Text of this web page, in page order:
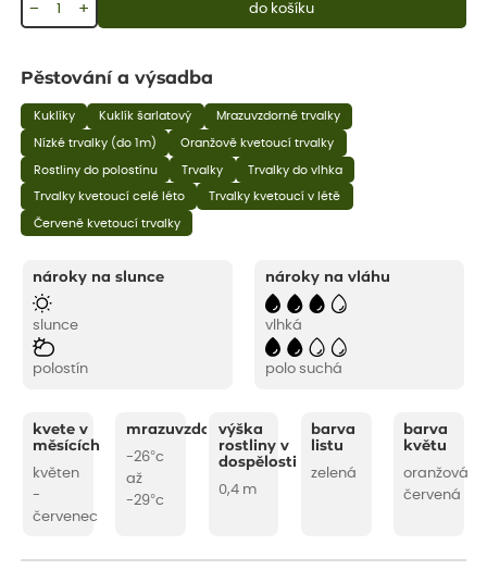
+
− do košíku
Pěstování a výsadba
Kuklíky Kuklík šarlatový Mrazuvzdorné trvalky
Nízké trvalky (do 1m) Oranžově kvetoucí trvalky
Rostliny do polostínu Trvalky Trvalky do vlhka
Trvalky kvetoucí celé léto Trvalky kvetoucí v létě
Červeně kvetoucí trvalky
nároky na slunce
slunce
polostín
nároky na vláhu
vlhká
polo suchá
kvete v
měsících
květen
-
červenec
mrazuvzdornost
-26°c
až
-29°c
výška
rostliny v
dospělosti
0,4 m
barva
listu
zelená
barva
květu
oranžová
červená